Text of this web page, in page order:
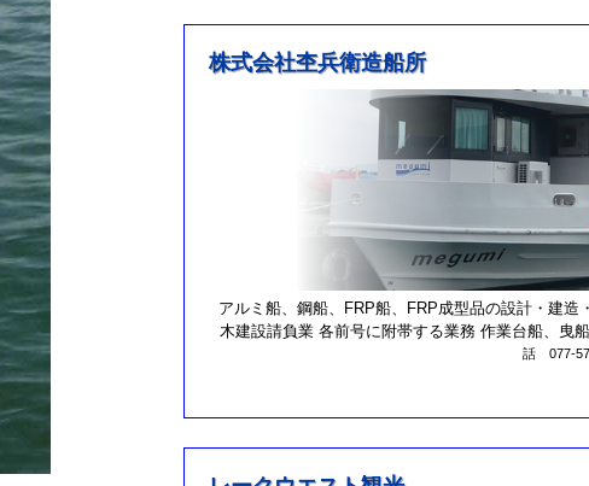
ン
株式会社杢兵衛造船所
アルミ船、鋼船、FRP船、FRP成型品の設計・建
木建設請負業 各前号に附帯する業務 作業台船、曳
話 077-